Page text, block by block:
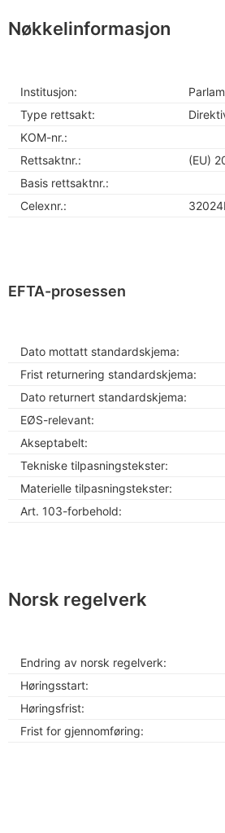
Nøkkelinformasjon
Institusjon:
Type rettsakt:
KOM-nr.:
Rettsaktnr.:
(EU)
Basis rettsaktnr.:
Celexnr.:
EFTA-prosessen
Dato mottatt standardskjema:
Frist returnering standardskjema:
Dato returnert standardskjema:
EØS-relevant:
Akseptabelt:
Tekniske tilpasningstekster:
Materielle tilpasningstekster:
Art. 103-forbehold:
Norsk regelverk
Endring av norsk regelverk:
Høringsstart:
Høringsfrist:
Frist for gjennomføring: